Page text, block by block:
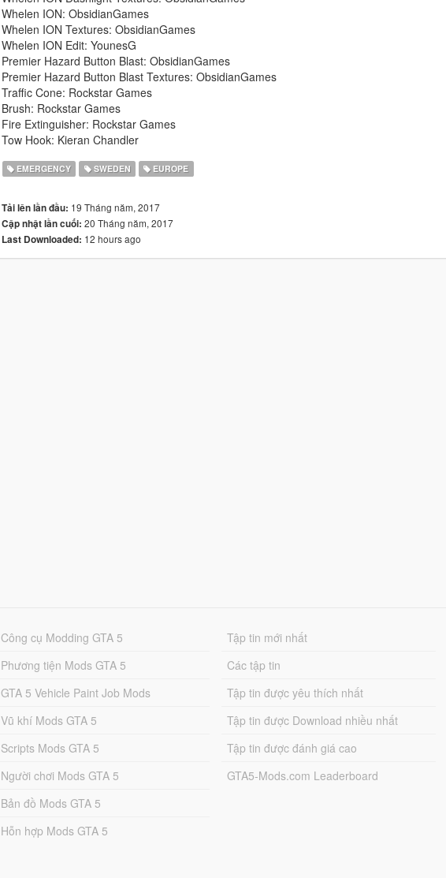
Whelen ION: ObsidianGames
Whelen ION Textures: ObsidianGames
Whelen ION Edit: YounesG
Premier Hazard Button Blast: ObsidianGames
Premier Hazard Button Blast Textures: ObsidianGames
Traffic Cone: Rockstar Games
Brush: Rockstar Games
Fire Extinguisher: Rockstar Games
Tow Hook: Kieran Chandler
EMERGENCY SWEDEN EUROPE
Tải lên lần đầu: 19 Tháng năm, 2017
Cập nhật lần cuối: 20 Tháng năm, 2017
Last Downloaded: 12 hours ago
Công cụ Modding GTA 5
Phương tiện Mods GTA 5
GTA 5 Vehicle Paint Job Mods
Vũ khí Mods GTA 5
Scripts Mods GTA 5
Người chơi Mods GTA 5
Bản đồ Mods GTA 5
Hỗn hợp Mods GTA 5
Tập tin mới nhất
Các tập tin
Tập tin được yêu thích nhất
Tập tin được Download nhiều nhất
Tập tin được đánh giá cao
GTA5-Mods.com Leaderboard